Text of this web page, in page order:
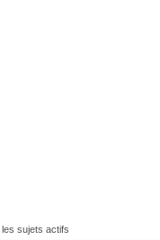
sujets actifs